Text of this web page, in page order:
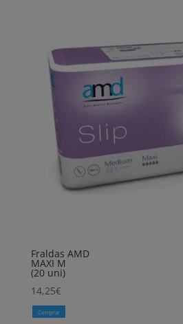
Fraldas AMD
MAXI M
(20 uni)
14,25€
Comprar